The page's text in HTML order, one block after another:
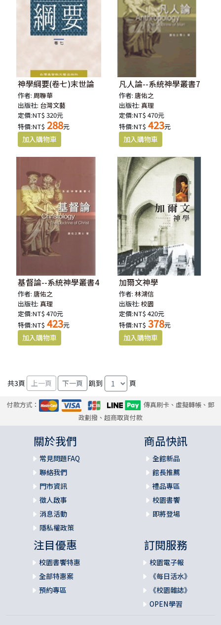
神學綱要(卷七)末世論
作者:周聯華
出版社: 台灣文藝
定價:NT$ 320元
特價:NT$ 288元
凡人論--系統神學叢書7
作者:唐佑之
出版社:真理
定價:NT$ 470元
特價:NT$ 423元
基督論--系統神學叢書4
作者:唐佑之
出版社:真理
定價:NT$ 470元
特價:NT$ 423元
加爾文神學
作者:林鴻信
出版社:校園
定價:NT$ 420元
特價:NT$ 378元
共3頁 跳到 頁
付款方式：
傳真刷卡、虛擬轉帳、郵
政劃撥、超商取貨付款
關於我們
常見問題FAQ
聯絡我們
門市資訊
徵人啟事
消息活動
隱私權政策
商品快訊
全館新品
館長推薦
禮品專區
校園書饗
即將登場
注目優惠
校園書饗特惠
全部特惠案
預約專區
訂閱服務
校園電子報
《每日活水》
《校園雜誌》
OPEN學習